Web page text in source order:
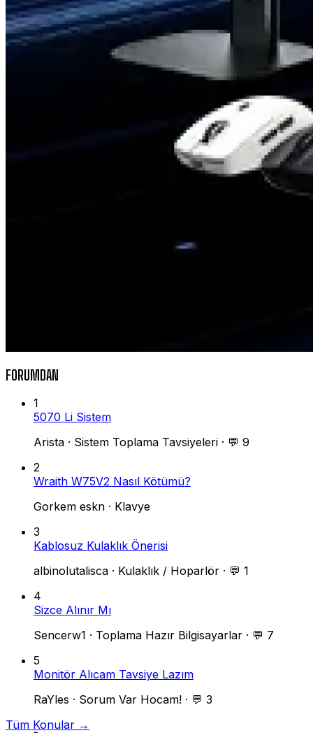
FORUMDAN
1
5070 Li Sistem
Arista · Sistem Toplama Tavsiyeleri · 💬 9
2
Wraith W75V2 Nasıl Kötümü?
Gorkem eskn · Klavye
3
Kablosuz Kulaklık Önerisi
albinolutalisca · Kulaklık / Hoparlör · 💬 1
4
Sizce Alınır Mı
Sencerw1 · Toplama Hazır Bilgisayarlar · 💬 7
5
Monitör Alıcam Tavsiye Lazım
RaYles · Sorum Var Hocam! · 💬 3
Tüm Konular →